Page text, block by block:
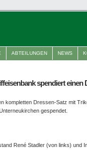
ABTEILUNGEN NEWS
spendiert einen
kompletten Dressen-Satz mit
gespendet.
René Stadler (von links) und